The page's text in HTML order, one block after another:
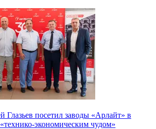
Глазьев посетил заводы «Арлайт» в
экономическим чудом»